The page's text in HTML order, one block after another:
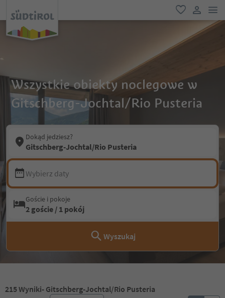
ulubione
link
Wszystkie obiekty noclegowe w
Gitschberg-Jochtal/Rio Pusteria
Dokąd jedziesz?
Gitschberg-Jochtal/Rio Pusteria
Wybierz daty
Goście i pokoje
2 goście / 1 pokój
Wyszukaj
215Wyniki- Gitschberg-Jochtal/Rio Pusteria